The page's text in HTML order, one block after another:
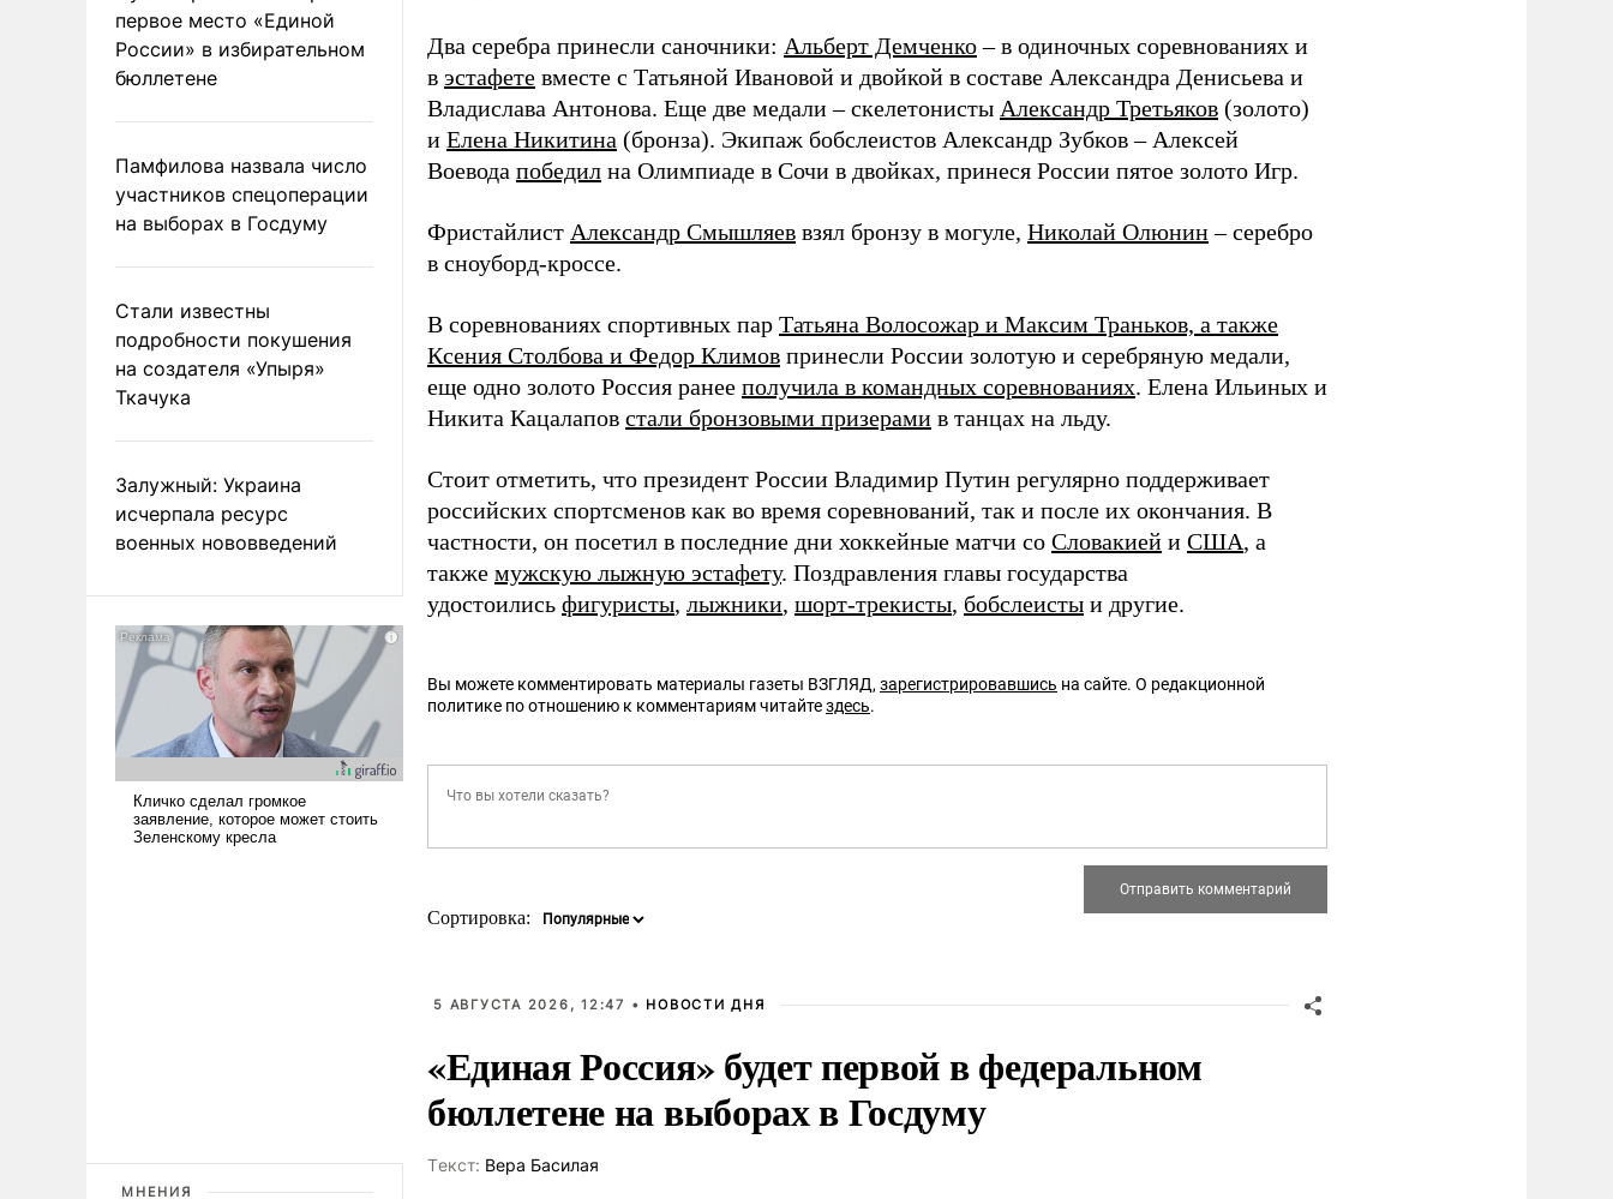
первое место «Единой
России» в избирательном
бюллетене
Памфилова назвала число
участников спецоперации
на выборах в Госдуму
Стали известны
подробности покушения
на создателя «Упыря»
Ткачука
Залужный: Украина
исчерпала ресурс
военных нововведений
МНЕНИЯ
Два серебра принесли саночники: Альберт Демченко– в одиночных соревнованиях и
в эстафете вместе с Татьяной Ивановой и двойкой в составе Александра Денисьева и
Владислава Антонова. Еще две медали – скелетонисты Александр Третьяков (золото)
и Елена Никитина (бронза). Экипаж бобслеистов Александр Зубков – Алексей
Воевода победил на Олимпиаде в Сочи в двойках, принеся России пятое золото Игр.
Фристайлист Александр Смышляев взял бронзу в могуле, Николай Олюнин– серебро
в сноуборд-кроссе.
В соревнованиях спортивных пар Татьяна Волосожар и Максим Траньков, а также
Ксения Столбова и Федор Климов принесли России золотую и серебряную медали,
еще одно золото Россия ранее получила в командных соревнованиях. Елена Ильиных и
Никита Кацалапов стали бронзовыми призерами в танцах на льду.
Стоит отметить, что президент России Владимир Путин регулярно поддерживает
российских спортсменов как во время соревнований, так и после их окончания. В
частности, он посетил в последние дни хоккейные матчи со Словакией и США, а
также мужскую лыжную эстафету. Поздравления главы государства
удостоились фигуристы, лыжники, шорт-трекисты, бобслеисты и другие.
Вы можете комментировать материалы газеты ВЗГЛЯД, зарегистрировавшись на сайте. О редакционной
политике по отношению к комментариям читайтездесь.
Сортировка:
5 АВГУСТА 2026, 12:47 • НОВОСТИ ДНЯ
«Единая Россия» будет первой в федеральном
бюллетене на выборах в Госдуму
Tекст: Вера Басилая